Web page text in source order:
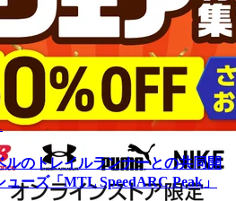
ルのトレイルランナーとの共同開
ーズ「MTL SpeedARC Peak」